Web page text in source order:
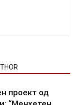
проект од